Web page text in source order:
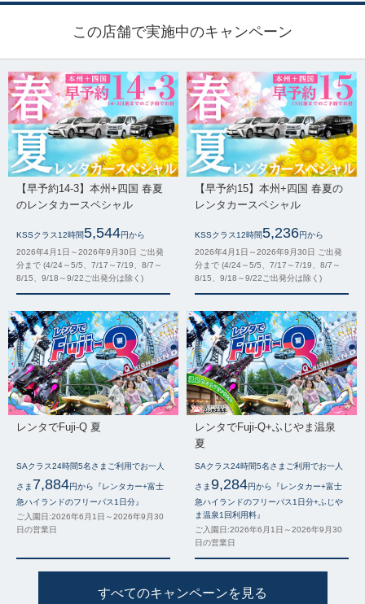
この店舗で実施中のキャンペーン
【早予約14-3】本州+四国 春夏
のレンタカースペシャル
KSSクラス12時間5,544円から
2026年4月1日～2026年9月30日 ご出発
分まで (4/24～5/5、7/17～7/19、8/7～
8/15、9/18～9/22ご出発分は除く)
【早予約15】本州+四国 春夏の
レンタカースペシャル
KSSクラス12時間5,236円から
2026年4月1日～2026年9月30日 ご出発
分まで (4/24～5/5、7/17～7/19、8/7～
8/15、9/18～9/22ご出発分は除く)
レンタでFuji-Q 夏
SAクラス24時間5名さまご利用でお一人
さま 7,884円から『レンタカー+富士
急ハイランドのフリーパス1日分』
ご入園日:2026年6月1日～2026年9月30
日の営業日
レンタでFuji-Q+ふじやま温泉
夏
SAクラス24時間5名さまご利用でお一人
さま9,284円から『レンタカー+富士
急ハイランドのフリーパス1日分+ふじや
ま温泉1回利用料』
ご入園日:2026年6月1日～2026年9月30
日の営業日
すべてのキャンペーンを見る